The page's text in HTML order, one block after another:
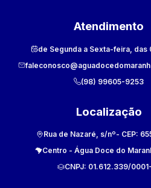
Atendimento
de Segunda a Sexta-feira, das
(98) 99605-9253
Localização
Rua de Nazaré, s/nº- CEP:
Centro - Água Doce do
CNPJ: 01.612.339/